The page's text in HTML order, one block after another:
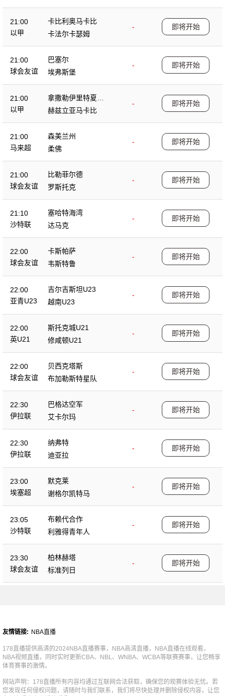
21:00
以甲
卡比利奥马卡比
-
卡法尔卡瑟姆
即将开始
21:00
球会友谊
巴塞尔
-
埃弗斯堡
即将开始
21:00
以甲
拿撒勒伊里特夏普
尔
-
赫兹立亚马卡比
即将开始
21:00
马来超
森美兰州
-
柔佛
即将开始
21:00
球会友谊
比勒菲尔德
-
罗斯托克
即将开始
21:10
沙特联
塞哈特海湾
-
达马克
即将开始
22:00
球会友谊
卡斯帕萨
-
韦斯特鲁
即将开始
22:00
亚青U23
吉尔吉斯坦U23
-
越南U23
即将开始
22:00
英U21
斯托克城U21
-
修咸顿U21
即将开始
22:00
球会友谊
贝西克塔斯
-
布加勒斯特星队
即将开始
22:30
伊拉联
巴格达空军
-
艾卡尔玛
即将开始
22:30
伊拉联
纳弗特
-
迪亚拉
即将开始
23:00
埃塞超
默克莱
-
谢格尔凯特马
即将开始
23:05
沙特联
布赖代合作
-
利雅得青年人
即将开始
23:30
球会友谊
柏林赫塔
-
标准列日
即将开始
友情链接: NBA直播
178直播提供高清的2024NBA直播赛事，NBA高清直播，NBA直播在线观看，
NBA视频直播，同时实时更新CBA、NBL、WNBA、WCBA等联赛赛事，让您畅享
体育赛事的激情。
网站声明：178直播所有内容均通过互联网合法获取，确保您的观赛体验无忧。若
您发现任何侵权问题，请随时与我们联系，我们将尽快处理并删除侵权内容，让您